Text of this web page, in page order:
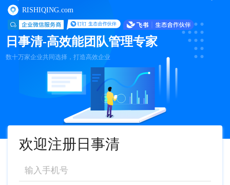
RISHIQING.com
日事清-高效能团队管理专家
数十万家企业共同选择，打造高效企业
欢迎注册日事清